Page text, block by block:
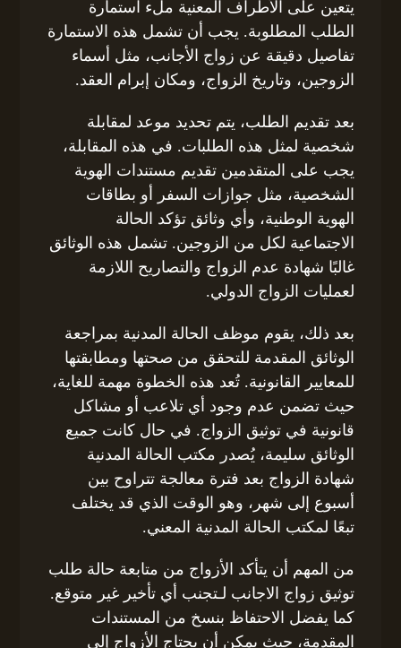
يتعين على الأطراف المعنية ملء استمارة
الطلب المطلوبة. يجب أن تشمل هذه الاستمارة
تفاصيل دقيقة عن زواج الأجانب، مثل أسماء
الزوجين، وتاريخ الزواج، ومكان إبرام العقد.
بعد تقديم الطلب، يتم تحديد موعد لمقابلة
شخصية لمثل هذه الطلبات. في هذه المقابلة،
يجب على المتقدمين تقديم مستندات الهوية
الشخصية، مثل جوازات السفر أو بطاقات
الهوية الوطنية، وأي وثائق تؤكد الحالة
الاجتماعية لكل من الزوجين. تشمل هذه الوثائق
غالبًا شهادة عدم الزواج والتصاريح اللازمة
لعمليات الزواج الدولي.
بعد ذلك، يقوم موظف الحالة المدنية بمراجعة
الوثائق المقدمة للتحقق من صحتها ومطابقتها
للمعايير القانونية. تُعد هذه الخطوة مهمة للغاية،
حيث تضمن عدم وجود أي تلاعب أو مشاكل
قانونية في توثيق الزواج. في حال كانت جميع
الوثائق سليمة، يُصدر مكتب الحالة المدنية
شهادة الزواج بعد فترة معالجة تتراوح بين
أسبوع إلى شهر، وهو الوقت الذي قد يختلف
تبعًا لمكتب الحالة المدنية المعني.
من المهم أن يتأكد الأزواج من متابعة حالة طلب
توثيق زواج الاجانب لـتجنب أي تأخير غير متوقع.
كما يفضل الاحتفاظ بنسخ من المستندات
المقدمة، حيث يمكن أن يحتاج الأزواج إلى